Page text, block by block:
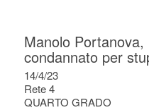
Manolo Portanova,
condannato per
14/4/23
Rete 4
QUARTO GRADO